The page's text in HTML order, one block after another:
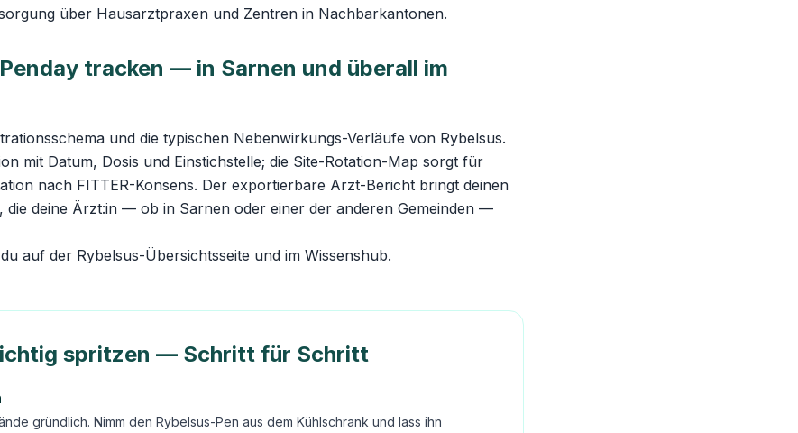
über Hausarztpraxen und Zentren in Nachbarkantonen.
tracken — in Sarnen und überall im
und die typischen Nebenwirkungs-Verläufe von Rybelsus.
mit Datum, Dosis und Einstichstelle; die Site-Rotation-Map sorgt für
nach FITTER-Konsens. Der exportierbare Arzt-Bericht bringt deinen
die deine Ärzt:in — ob in Sarnen oder einer der anderen Gemeinden —
auf der Rybelsus-Übersichtsseite und im Wissenshub.
spritzen — Schritt für Schritt
gründlich. Nimm den Rybelsus-Pen aus dem Kühlschrank und lass ihn